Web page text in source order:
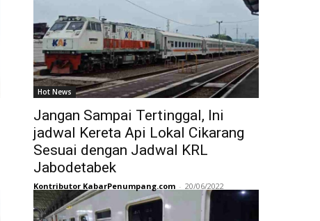
Hot News
Jangan Sampai Tertinggal, Ini
jadwal Kereta Api Lokal Cikarang
Sesuai dengan Jadwal KRL
Jabodetabek
Kontributor KabarPenumpang.com - 20/06/2022